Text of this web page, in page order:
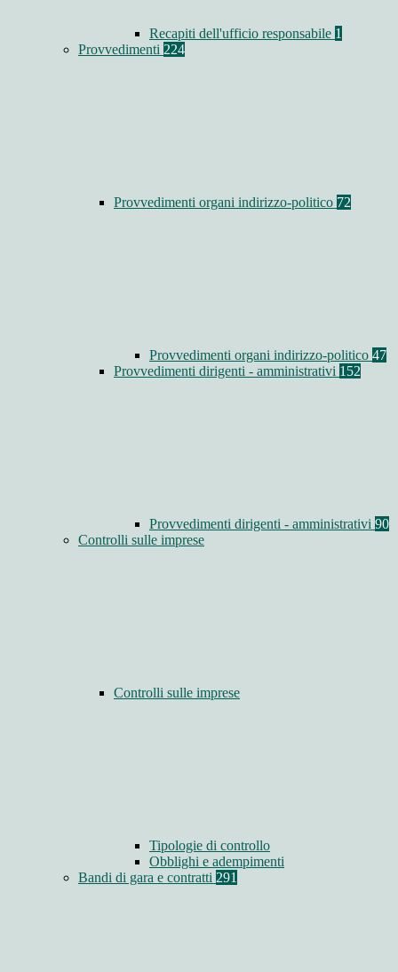
Recapiti dell'ufficio responsabile 1
Provvedimenti 224
Provvedimenti organi indirizzo-politico 72
Provvedimenti organi indirizzo-politico 47
Provvedimenti dirigenti - amministrativi 152
Provvedimenti dirigenti - amministrativi 90
Controlli sulle imprese
Controlli sulle imprese
Tipologie di controllo
Obblighi e adempimenti
Bandi di gara e contratti 291